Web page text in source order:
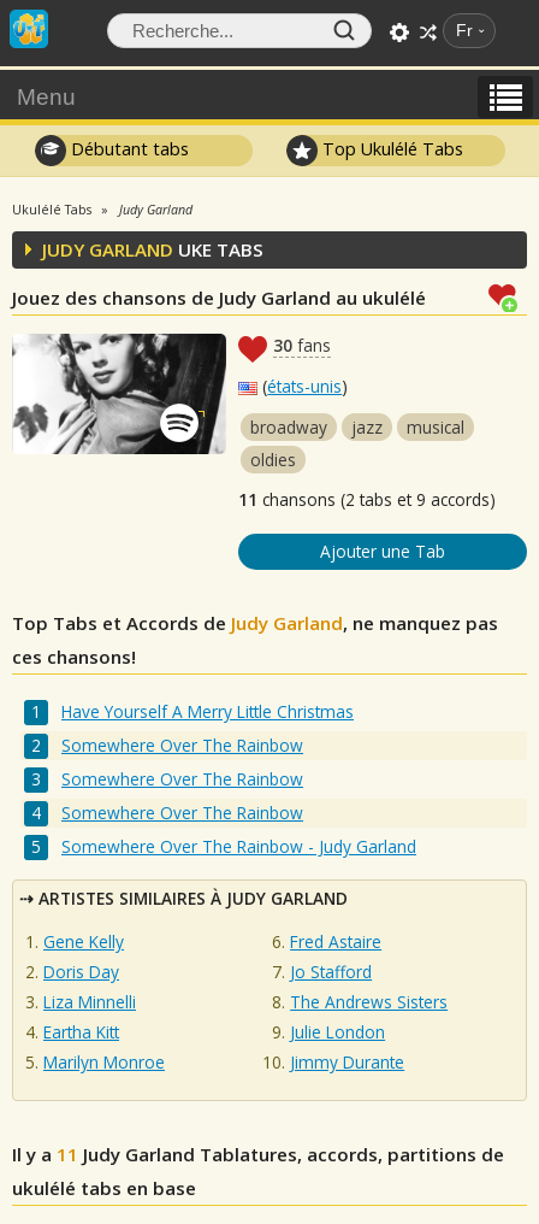
Fr
Menu
Débutant tabs Top Ukulélé Tabs
Ukulélé Tabs Judy Garland
JUDY GARLAND UKE TABS
Jouez des chansons de Judy Garland au ukulélé
30 fans
(états-unis)
broadway
jazz
musical
oldies
11 chansons (2 tabs et 9 accords)
Ajouter une Tab
Top Tabs et Accords de Judy Garland, ne manquez pas
ces chansons!
Have Yourself A Merry Little Christmas
Somewhere Over The Rainbow
Somewhere Over The Rainbow
Somewhere Over The Rainbow
Somewhere Over The Rainbow - Judy Garland
ARTISTES SIMILAIRES À JUDY GARLAND
Gene Kelly
Doris Day
Liza Minnelli
Eartha Kitt
Marilyn Monroe
Fred Astaire
Jo Stafford
The Andrews Sisters
Julie London
Jimmy Durante
Il y a 11 Judy Garland Tablatures, accords, partitions de
ukulélé tabs en base